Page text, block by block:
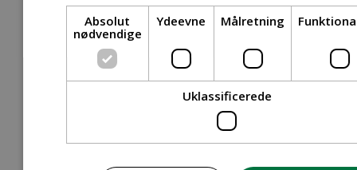
Tilbehør Kæder
Tilbehør Sværd
Tilbehør Rengøringsmaskiner
Tilbehør Robotplæneklipper
Tilbehør Walk Behind
Absolut
nødvendige
Ydeevne Målretning
Uklassificerede